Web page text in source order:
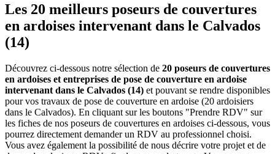
Les 20 meilleurs poseurs de couvertures
en ardoises intervenant dans le Calvados
(14)
Découvrez ci-dessous notre sélection de 20 poseurs de couvertures
en ardoises et entreprises de pose de couverture en ardoise
intervenant dans le Calvados (14) et pouvant se rendre disponibles
pour vos travaux de pose de couverture en ardoise (20 ardoisiers
dans le Calvados). En cliquant sur les boutons "Prendre RDV" sur
les fiches de nos poseurs de couvertures en ardoises ci-dessous, vous
pourrez directement demander un RDV au professionnel choisi.
Vous avez également la possibilité de nous décrire votre projet et de